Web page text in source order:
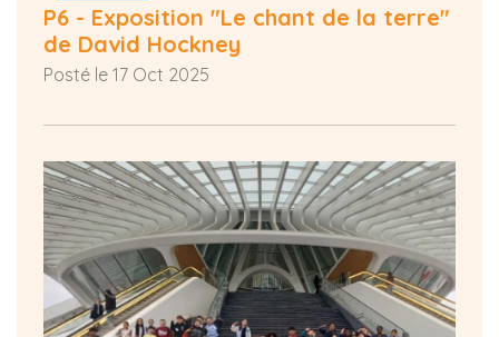
P6 - Exposition "Le chant de la terre"
de David Hockney
Posté le 17 Oct 2025